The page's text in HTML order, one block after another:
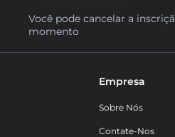
Você pode cancelar a
momento
Empresa
Sobre Nós
Contate-Nos